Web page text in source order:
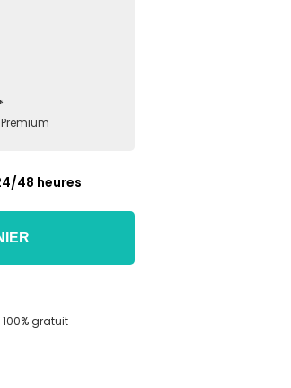
48 heures
gratuit